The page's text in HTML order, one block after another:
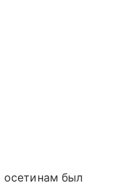
осетинам был